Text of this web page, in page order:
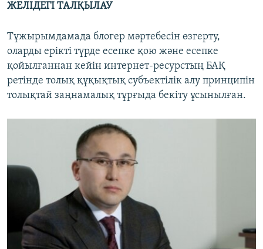
ЖЕЛІДЕГІ ТАЛҚЫЛАУ
Тұжырымдамада блогер мәртебесін өзгерту,
оларды ерікті түрде есепке қою және есепке
қойылғаннан кейін интернет-ресурстың БАҚ
ретінде толық құқықтық субъектілік алу принципін
толықтай заңнамалық тұрғыда бекіту ұсынылған.